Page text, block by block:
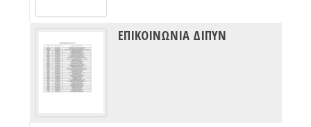
ΕΠΙΚΟΙΝΩΝΙΑ ΔΙΠΥΝ